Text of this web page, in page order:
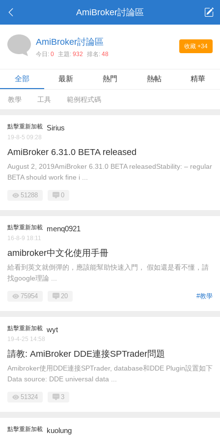
AmiBroker討論區
收藏 +34
AmiBroker討論區
今日: 0 主題: 932 排名: 48
全部 最新 熱門 熱帖 精華
教學 工具 範例程式碼
點擊重新加載 Sirius
19-8-5 09:28
AmiBroker 6.31.0 BETA released
August 2, 2019AmiBroker 6.31.0 BETA releasedStability: – regular
BETA should work fine i ...
51288 0
點擊重新加載 menq0921
16-8-9 18:11
amibroker中文化使用手冊
給看到英文就倒彈的，應該能幫助快速入門， 假如還是看不懂，請
找google理論 ...
#教學
75954 20
點擊重新加載 wyt
19-4-25 14:58
請教: AmiBroker DDE連接SPTrader問題
Amibroker使用DDE連接SPTrader, database和DDE Plugin設置如下
Data source: DDE universal data ...
51324 3
點擊重新加載 kuolung